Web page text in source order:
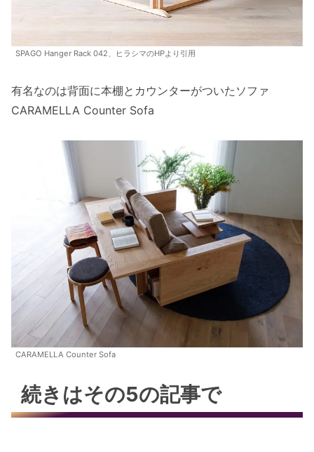
SPAGO Hanger Rack 042、ヒラシマのHPより引用
有名なのは背面に本棚とカウンターがついたソファ
CARAMELLA Counter Sofa
CARAMELLA Counter Sofa
続きはその5の記事で